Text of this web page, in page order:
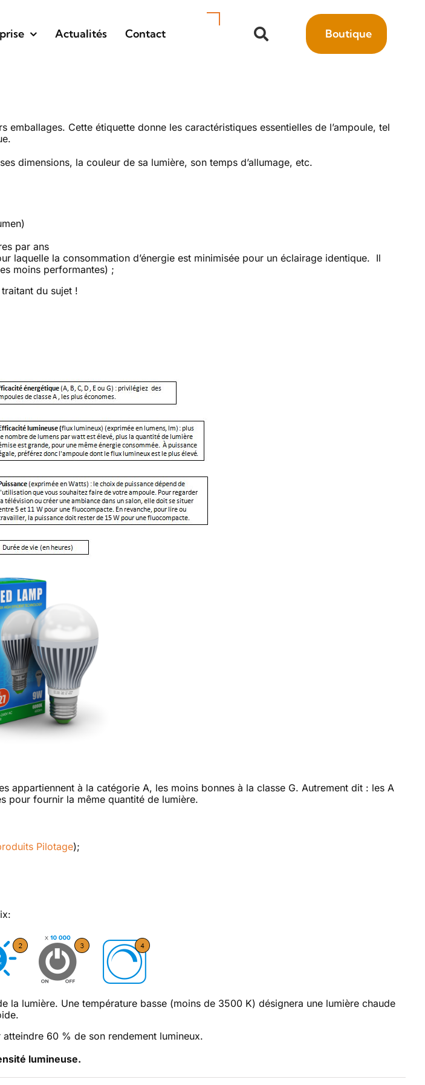
Actualités Contact Boutique
Cette étiquette donne les caractéristiques essentielles de l’ampoule, tel
dimensions, la couleur de sa lumière, son temps d’allumage, etc.
par ans
laquelle la consommation d’énergie est minimisée pour un éclairage identique. Il
moins performantes) ;
traitant du sujet !
appartiennent à la catégorie A, les moins bonnes à la classe G. Autrement dit : les A
pour fournir la même quantité de lumière.
Pilotage);
la lumière. Une température basse (moins de 3500 K) désignera une lumière chaude
60 % de son rendement lumineux.
lumineuse.